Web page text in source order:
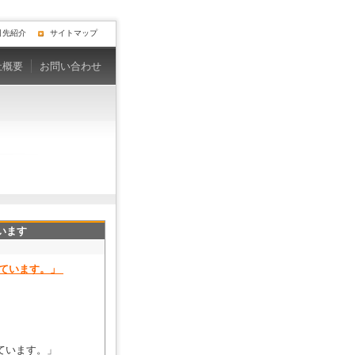
概要 お問い合わせ
先紹介 サイトマップ
ます
います。」
ます。」